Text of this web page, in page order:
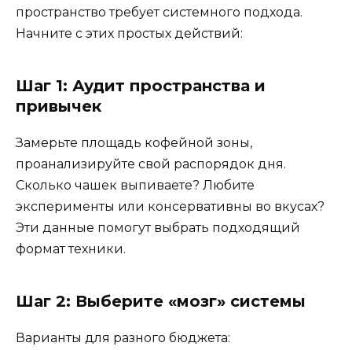
пространство требует системного подхода.
Начните с этих простых действий:
Шаг 1: Аудит пространства и
привычек
Замерьте площадь кофейной зоны,
проанализируйте свой распорядок дня.
Сколько чашек выпиваете? Любите
эксперименты или консервативны во вкусах?
Эти данные помогут выбрать подходящий
формат техники.
Шаг 2: Выберите «мозг» системы
Варианты для разного бюджета: